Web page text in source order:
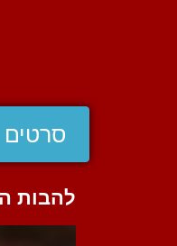
סרטים
להבות